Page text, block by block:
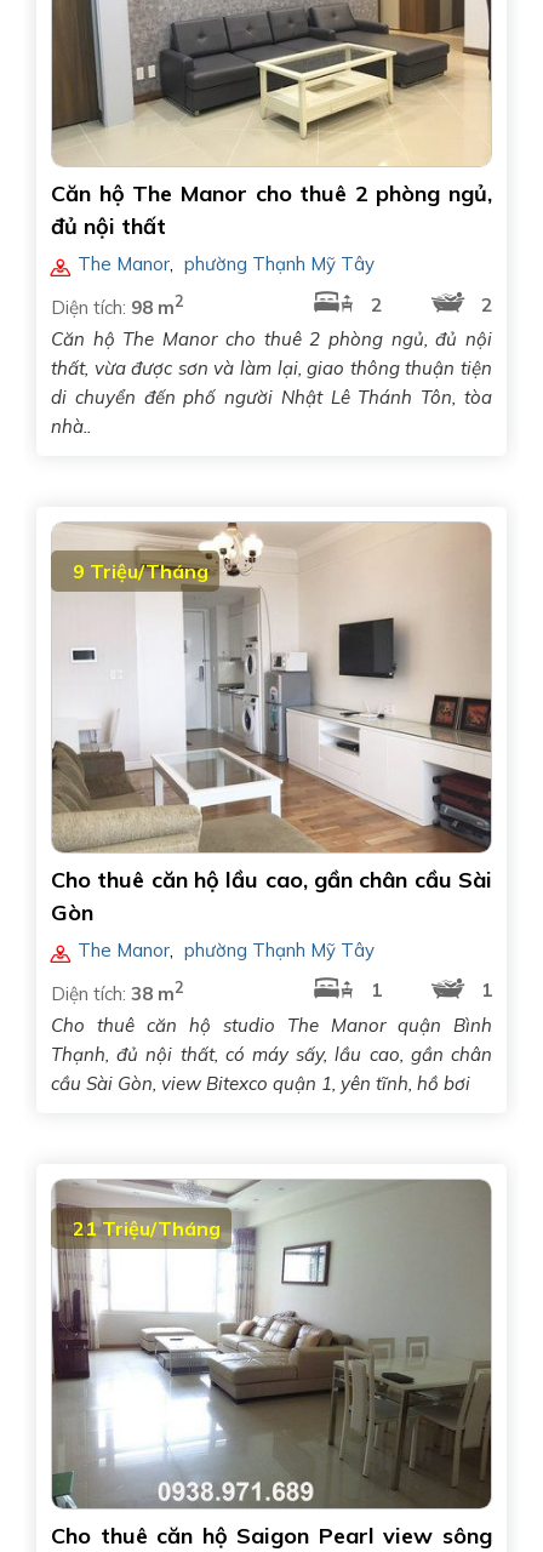
Căn hộ The Manor cho thuê 2 phòng ngủ,
đủ nội thất
The Manor, phường Thạnh Mỹ Tây
Diện tích: 98 m2 2
2
Căn hộ The Manor cho thuê 2 phòng ngủ, đủ nội
thất, vừa được sơn và làm lại, giao thông thuận tiện
di chuyển đến phố người Nhật Lê Thánh Tôn, tòa
nhà..
9 Triệu/Tháng
Cho thuê căn hộ lầu cao, gần chân cầu Sài
Gòn
The Manor
phường Thạnh Mỹ Tây
Diện tích: 38 m2 1
1
Cho thuê căn hộ studio The Manor quận Bình
Thạnh, đủ nội thất, có máy sấy, lầu cao, gần chân
cầu Sài Gòn, view Bitexco quận 1, yên tĩnh, hồ bơi
21 Triệu/Tháng
Cho thuê căn hộ Saigon Pearl view sông